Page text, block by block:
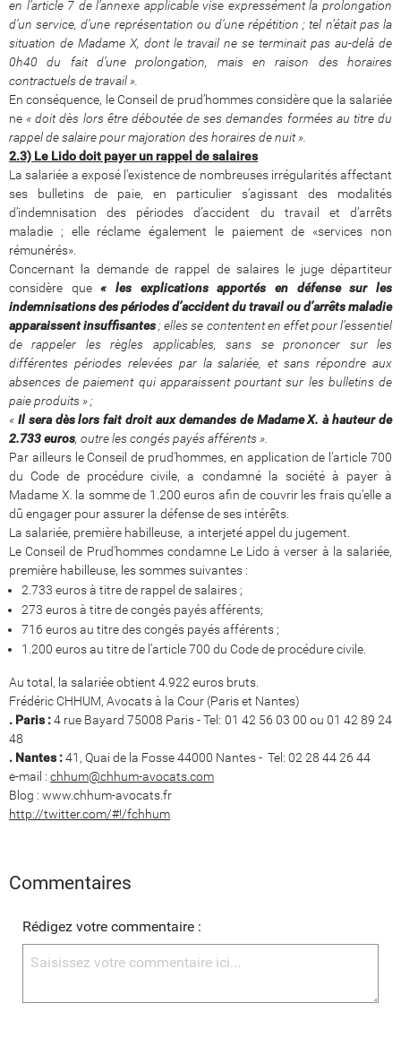
en l’article 7 de l’annexe applicable vise expressément la prolongation
d’un service, d’une représentation ou d’une répétition ; tel n’était pas la
situation de Madame X, dont le travail ne se terminait pas au-delà de
0h40 du fait d’une prolongation, mais en raison des horaires
contractuels de travail ».
En conséquence, le Conseil de prud’hommes considère que la salariée
ne« doit dès lors être déboutée de ses demandes formées au titre du
rappel de salaire pour majoration des horaires de nuit ».
2.3) Le Lido doit payer un rappel de salaires
La salariée a exposé l’existence de nombreuses irrégularités affectant
ses bulletins de paie, en particulier s’agissant des modalités
d’indemnisation des périodes d’accident du travail et d’arrêts
maladie ; elle réclame également le paiement de «services non
rémunérés».
Concernant la demande de rappel de salaires le juge départiteur
considère que« les explications apportés en défense sur les
indemnisations des périodes d’accident du travail ou d’arrêts maladie
apparaissent insuffisantes; elles se contentent en effet pour l’essentiel
de rappeler les règles applicables, sans se prononcer sur les
différentes périodes relevées par la salariée, et sans répondre aux
absences de paiement qui apparaissent pourtant sur les bulletins de
paie produits » ;
« Il sera dès lors fait droit aux demandes de Madame X. à hauteur de
2.733 euros, outre les congés payés afférents ».
Par ailleurs le Conseil de prud’hommes, en application de l’article 700
du Code de procédure civile, a condamné la société à payer à
Madame X. la somme de 1.200 euros afin de couvrir les frais qu’elle a
dû engager pour assurer la défense de ses intérêts.
La salariée, première habilleuse, a interjeté appel du jugement.
Le Conseil de Prud’hommes condamne Le Lido à verser à la salariée,
première habilleuse, les sommes suivantes :
2.733 euros à titre de rappel de salaires ;
273 euros à titre de congés payés afférents;
716 euros au titre des congés payés afférents ;
1.200 euros au titre de l’article 700 du Code de procédure civile.
Au total, la salariée obtient 4.922 euros bruts.
Frédéric CHHUM, Avocats à la Cour (Paris et Nantes)
. Paris :4 rue Bayard 75008 Paris - Tel: 01 42 56 03 00 ou 01 42 89 24
48
. Nantes :41, Quai de la Fosse 44000 Nantes - Tel: 02 28 44 26 44
e-mail : chhum@chhum-avocats.com
Blog : www.chhum-avocats.fr
http://twitter.com/#!/fchhum
Commentaires
Rédigez votre commentaire :